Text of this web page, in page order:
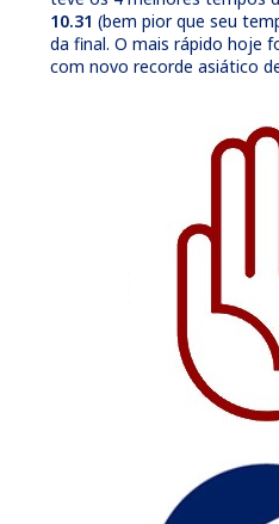
10.31 (bem pior que seu
da final. O mais rápido hoje
com novo recorde asiático